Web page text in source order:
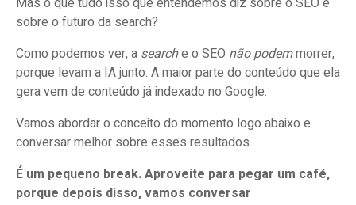
sobre o futuro da search?
Como podemos ver, a searche o SEO não podemmorrer,
porque levam a IA junto. A maior parte do conteúdo que ela
gera vem de conteúdo já indexado no Google.
Vamos abordar o conceito do momento logo abaixo e
conversar melhor sobre esses resultados.
É um pequeno break. Aproveite para pegar um café,
porque depois disso, vamos conversar